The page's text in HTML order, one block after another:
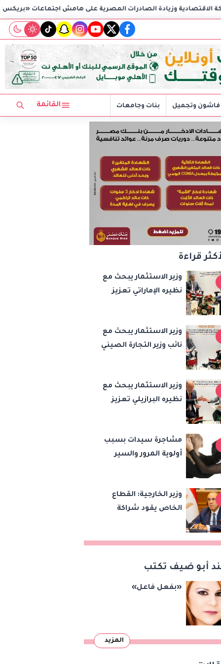
وزير المصرية على هامش اجتماعات «بريكس»
facebook
twitter
youtube
instagram
snapchat
tiktok
فاشون وتجميل بنات وجامعات القائمة
قراءة
وزير الاستثمار يبحث مع
نظيره الإماراتي تعزيز
اجتماعات «بريكس»
وزير الاستثمار يبحث مع
نائب وزير التجارة الصيني
الصادرات المصرية على
هامش اجتماعات
وزير الاستثمار يبحث مع
نظيره البرازيلي تعزيز
إقليميًا للوقود الحيوي
مشاجرة سيدات بسبب
أولوية المرور والسير
وزير الخارجية: القطاع
الخاص يقود شراكة
أبو ضيف تكتب
«بفعل فاعل»
المزيد